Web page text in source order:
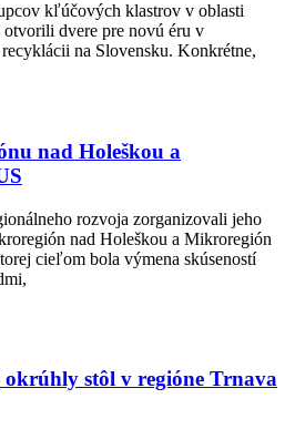
kľúčových klastrov v oblasti
otvorili dvere pre novú éru v
na Slovensku. Konkrétne,
nad Holeškou a
rozvoja zorganizovali jeho
nad Holeškou a Mikroregión
cieľom bola výmena skúseností
stôl v regióne Trnava